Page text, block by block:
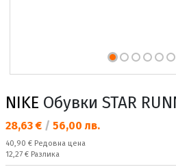
NIKE Обувки STAR
Текуща цена:
28,63 € / 56,00 лв.
Редовна цена:
40,90 € Редовна цена
Спестявате:
12,27 € Разлика